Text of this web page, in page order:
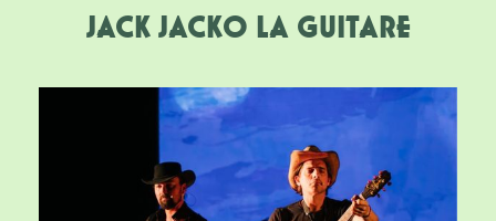
JACK JACKO LA GUITARE